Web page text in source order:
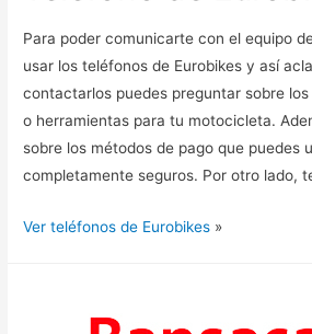
Para poder comunicarte con el equipo
usar los teléfonos de Eurobikes y así
contactarlos puedes preguntar sobre
o herramientas para tu motocicleta.
sobre los métodos de pago que puedes
completamente seguros. Por otro lado,
Ver teléfonos de Eurobikes »